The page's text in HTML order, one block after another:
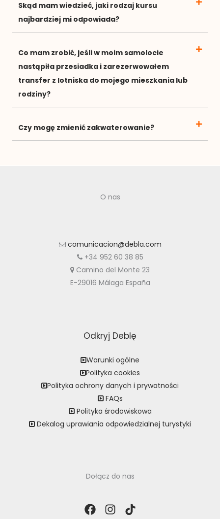
Skąd mam wiedzieć, jaki rodzaj kursu
najbardziej mi odpowiada?
Co mam zrobić, jeśli w moim samolocie
nastąpiła przesiadka i zarezerwowałem
transfer z lotniska do mojego mieszkania lub
rodziny?
Czy mogę zmienić zakwaterowanie?
O nas
comunicacion@debla.com
+34 952 60 38 85
Camino del Monte 23
E-29016 Málaga España
Odkryj Deblę
Warunki ogólne
Polityka cookies
Polityka ochrony danych i prywatności
FAQs
Polityka środowiskowa
Dekalog uprawiania odpowiedzialnej turystyki
Dołącz do nas